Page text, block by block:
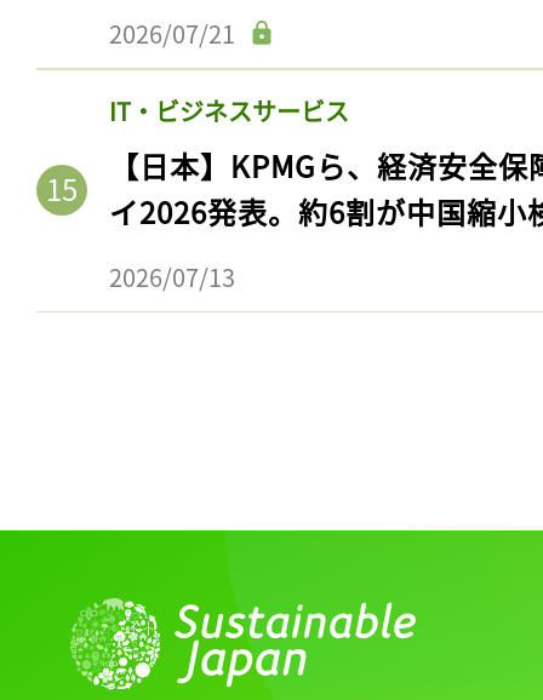
2026/07/21
IT・ビジネスサービス
【日本】KPMGら、経済安全
イ2026発表。約6割が中国縮小
2026/07/13
記事をお気に入りに
ログインが必